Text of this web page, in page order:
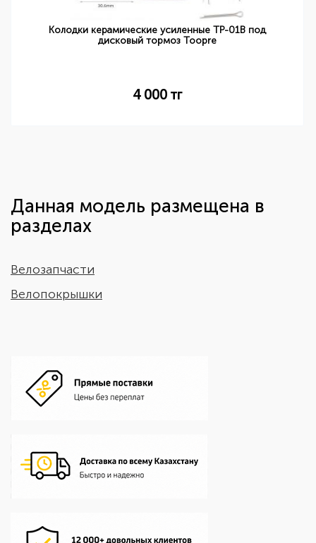
Колодки керамические усиленные TP-01B под
дисковый тормоз Toopre
4 000 тг
Данная модель размещена в
разделах
Велозапчасти
Велопокрышки